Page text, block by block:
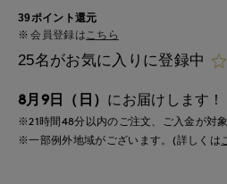
39ポイント還元
会員登録は こちら
25名がお気に入りに登録中
8月9日（日） にお届けします！
※21時間48分以内のご注文、ご入金が対象
※一部例外地域がございます。(詳しくは